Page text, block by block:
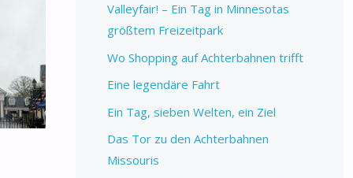
Valleyfair! – Ein Tag in Minnesotas
größtem Freizeitpark
Wo Shopping auf Achterbahnen trifft
Eine legendäre Fahrt
Ein Tag, sieben Welten, ein Ziel
Das Tor zu den Achterbahnen
Missouris